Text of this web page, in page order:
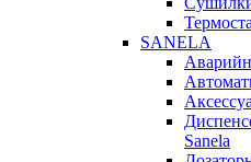
SANELA
Sanela